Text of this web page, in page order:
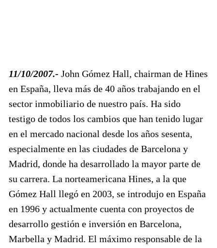
11/10/2007.- John Gómez Hall, chairman de Hines
en España, lleva más de 40 años trabajando en el
sector inmobiliario de nuestro país. Ha sido
testigo de todos los cambios que han tenido lugar
en el mercado nacional desde los años sesenta,
especialmente en las ciudades de Barcelona y
Madrid, donde ha desarrollado la mayor parte de
su carrera. La norteamericana Hines, a la que
Gómez Hall llegó en 2003, se introdujo en España
en 1996 y actualmente cuenta con proyectos de
desarrollo gestión e inversión en Barcelona,
Marbella y Madrid. El máximo responsable de la